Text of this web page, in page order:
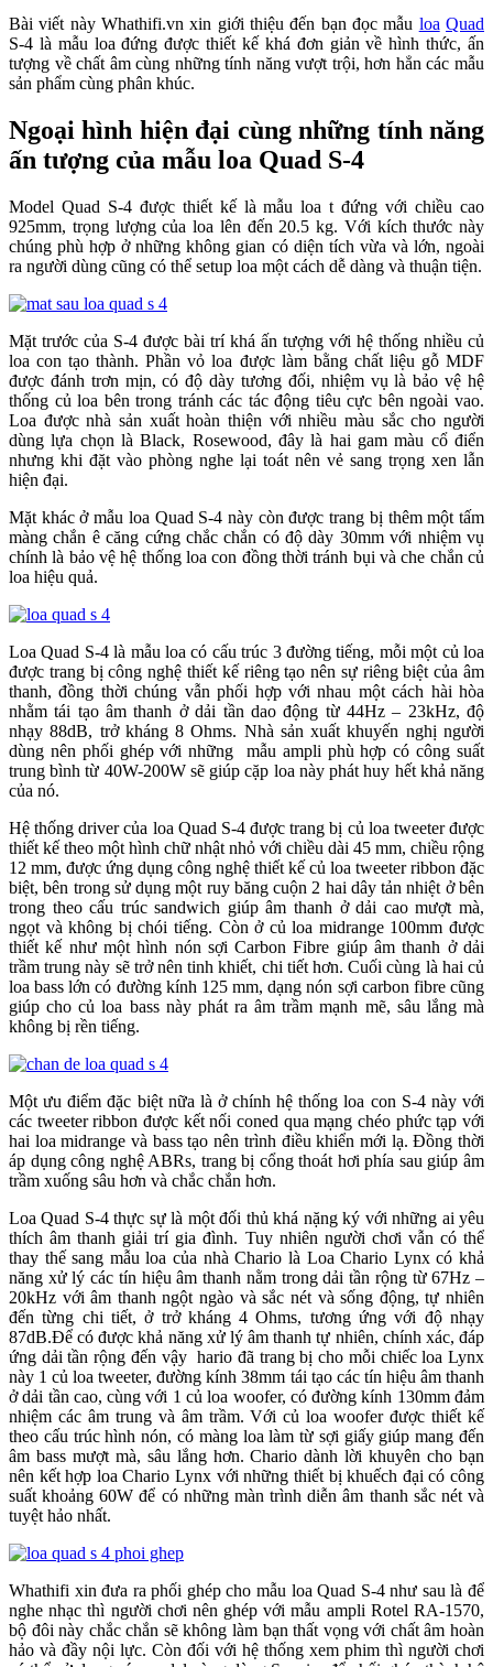
Bài viết này Whathifi.vn xin giới thiệu đến bạn đọc mẫu loa Quad
S-4 là mẫu loa đứng được thiết kế khá đơn giản về hình thức, ấn
tượng về chất âm cùng những tính năng vượt trội, hơn hẳn các mẫu
sản phẩm cùng phân khúc.
Ngoại hình hiện đại cùng những tính năng
ấn tượng của mẫu loa Quad S-4
Model Quad S-4 được thiết kế là mẫu loa t đứng với chiều cao
925mm, trọng lượng của loa lên đến 20.5 kg. Với kích thước này
chúng phù hợp ở những không gian có diện tích vừa và lớn, ngoài
ra người dùng cũng có thể setup loa một cách dễ dàng và thuận tiện.
Mặt trước của S-4 được bài trí khá ấn tượng với hệ thống nhiều củ
loa con tạo thành. Phần vỏ loa được làm bằng chất liệu gỗ MDF
được đánh trơn mịn, có độ dày tương đối, nhiệm vụ là bảo vệ hệ
thống củ loa bên trong tránh các tác động tiêu cực bên ngoài vao.
Loa được nhà sản xuất hoàn thiện với nhiều màu sắc cho người
dùng lựa chọn là Black, Rosewood, đây là hai gam màu cổ điển
nhưng khi đặt vào phòng nghe lại toát nên vẻ sang trọng xen lẫn
hiện đại.
Mặt khác ở mẫu loa Quad S-4 này còn được trang bị thêm một tấm
màng chắn ê căng cứng chắc chắn có độ dày 30mm với nhiệm vụ
chính là bảo vệ hệ thống loa con đồng thời tránh bụi và che chắn củ
loa hiệu quả.
Loa Quad S-4 là mẫu loa có cấu trúc 3 đường tiếng, mỗi một củ loa
được trang bị công nghệ thiết kế riêng tạo nên sự riêng biệt của âm
thanh, đồng thời chúng vẫn phối hợp với nhau một cách hài hòa
nhằm tái tạo âm thanh ở dải tần dao động từ 44Hz – 23kHz, độ
nhạy 88dB, trở kháng 8 Ohms. Nhà sản xuất khuyến nghị người
dùng nên phối ghép với những mẫu ampli phù hợp có công suất
trung bình từ 40W-200W sẽ giúp cặp loa này phát huy hết khả năng
của nó.
Hệ thống driver của loa Quad S-4 được trang bị củ loa tweeter được
thiết kế theo một hình chữ nhật nhỏ với chiều dài 45 mm, chiều rộng
12 mm, được ứng dụng công nghệ thiết kế củ loa tweeter ribbon đặc
biệt, bên trong sử dụng một ruy băng cuộn 2 hai dây tản nhiệt ở bên
trong theo cấu trúc sandwich giúp âm thanh ở dải cao mượt mà,
ngọt và không bị chói tiếng. Còn ở củ loa midrange 100mm được
thiết kế như một hình nón sợi Carbon Fibre giúp âm thanh ở dải
trầm trung này sẽ trở nên tinh khiết, chi tiết hơn. Cuối cùng là hai củ
loa bass lớn có đường kính 125 mm, dạng nón sợi carbon fibre cũng
giúp cho củ loa bass này phát ra âm trầm mạnh mẽ, sâu lắng mà
không bị rền tiếng.
Một ưu điểm đặc biệt nữa là ở chính hệ thống loa con S-4 này với
các tweeter ribbon được kết nối coned qua mạng chéo phức tạp với
hai loa midrange và bass tạo nên trình điều khiển mới lạ. Đồng thời
áp dụng công nghệ ABRs, trang bị cổng thoát hơi phía sau giúp âm
trầm xuống sâu hơn và chắc chắn hơn.
Loa Quad S-4 thực sự là một đối thủ khá nặng ký với những ai yêu
thích âm thanh giải trí gia đình. Tuy nhiên người chơi vẫn có thể
thay thế sang mẫu loa của nhà Chario là Loa Chario Lynx có khả
năng xử lý các tín hiệu âm thanh nằm trong dải tần rộng từ 67Hz –
20kHz với âm thanh ngột ngào và sắc nét và sống động, tự nhiên
đến từng chi tiết, ở trở kháng 4 Ohms, tương ứng với độ nhạy
87dB.Để có được khả năng xử lý âm thanh tự nhiên, chính xác, đáp
ứng dải tần rộng đến vậy hario đã trang bị cho mỗi chiếc loa Lynx
này 1 củ loa tweeter, đường kính 38mm tái tạo các tín hiệu âm thanh
ở dải tần cao, cùng với 1 củ loa woofer, có đường kính 130mm đảm
nhiệm các âm trung và âm trầm. Với củ loa woofer được thiết kế
theo cấu trúc hình nón, có màng loa làm từ sợi giấy giúp mang đến
âm bass mượt mà, sâu lắng hơn. Chario dành lời khuyên cho bạn
nên kết hợp loa Chario Lynx với những thiết bị khuếch đại có công
suất khoảng 60W để có những màn trình diễn âm thanh sắc nét và
tuyệt hảo nhất.
Whathifi xin đưa ra phối ghép cho mẫu loa Quad S-4 như sau là để
nghe nhạc thì người chơi nên ghép với mẫu ampli Rotel RA-1570,
bộ đôi này chắc chắn sẽ không làm bạn thất vọng với chất âm hoàn
hảo và đầy nội lực. Còn đối với hệ thống xem phim thì người chơi